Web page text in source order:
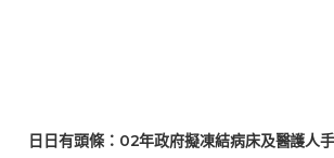
日日有頭條：02年政府擬凍結病床及醫護人